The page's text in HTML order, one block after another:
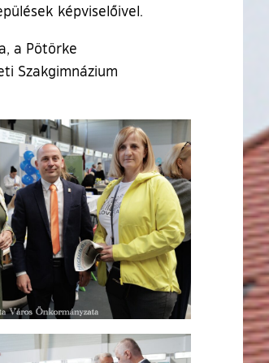
képviselőivel.
a Pötörke
Szakgimnázium